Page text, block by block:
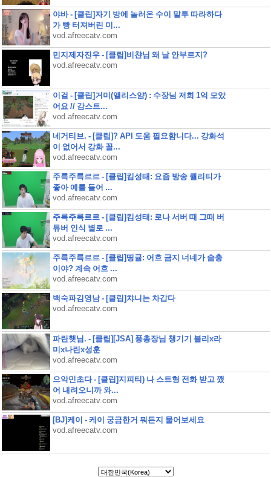
야바 - [클립]자기 방에 놀러온 수이 말투 따라하다
가 빵 터져버린 미...
vod.afreecatv.com
민지제자진우 - [클립]비챤님 왜 날 안부르지?
vod.afreecatv.com
이걸 - [클립]거미(앨리스얌) : 수장님 저희 1억 모았
어요 // 감스트...
vod.afreecatv.com
네거티브. - [클립]? API 도움 필요함니다... 강화석
이 없어서 강화 꼴...
vod.afreecatv.com
주륵주륵르르 - [클립]킴성태: 요즘 방송 퀄리티가
좋아 예를 들어 ...
vod.afreecatv.com
주륵주륵르르 - [클립]킴성태: 로나 서버 때 그때 버
튜버 인식 별로 ...
vod.afreecatv.com
주륵주륵르르 - [클립]띵귤: 어흐 금지 너네가 솜충
이야? 계속 어흐 ...
vod.afreecatv.com
백숙파김영남 - [클립]챠니는 차갑다
vod.afreecatv.com
파란햇님. - [클립][JSA] 풍총장님 챙기기 블리x라
미x나린x성훈
vod.afreecatv.com
으악민초다 - [클립]지피티) 나 스트형 전화 받고 깼
어 내려오니까 와...
vod.afreecatv.com
[BJ]케이 - 케이 궁금한거 뭐든지 물어보세요
vod.afreecatv.com